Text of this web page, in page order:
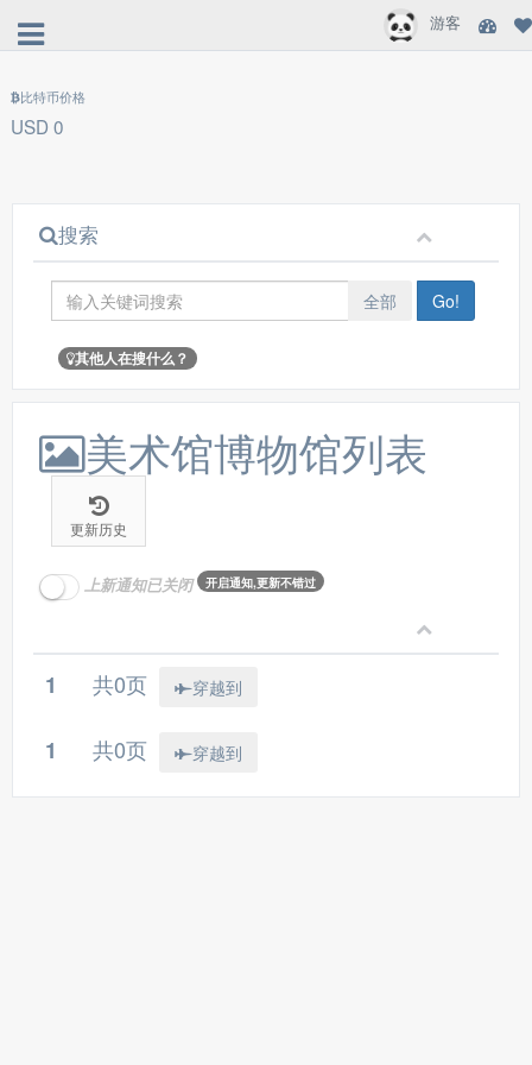
游客
搜索
全部 Go!
其他人在搜什么？
美术馆博物馆列表
更新历史
上新通知已关闭 开启通知,更新不错过
1 共0页 穿越到
1 共0页 穿越到